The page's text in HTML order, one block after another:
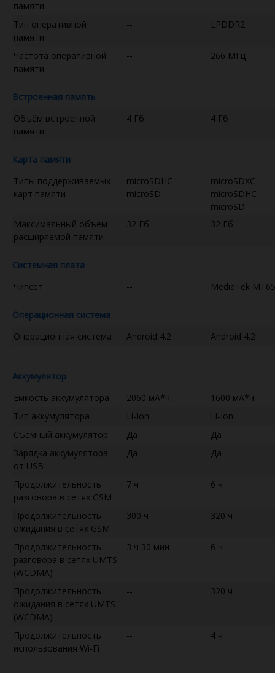
памяти
Тип оперативной
памяти
-- LPDDR2
Частота оперативной
памяти
-- 266 МГц
Встроенная память
Объём встроенной
памяти
4 Гб 4 Гб
Карта памяти
Типы поддерживаемых
карт памяти
microSDHC
microSD
microSDXC
microSDHC
microSD
Максимальный объем
расширяемой памяти
32 Гб 32 Гб
Системная плата
Чипсет
-- MediaTek
Операционная система
Операционная система
Android 4.2 Android 4.2
Аккумулятор
Емкость аккумулятора
2060 мА*ч
1600 мА*ч
Тип аккумулятора
Li-Ion
Li-Ion
Съемный аккумулятор
Да
Да
Зарядка аккумулятора
от USB
Да Да
Продолжительность
разговора в сетях GSM
7 ч 6 ч
Продолжительность
ожидания в сетях GSM
300 ч 320 ч
Продолжительность
разговора в сетях UMTS
(WCDMA)
3 ч 30 мин 6 ч
Продолжительность
ожидания в сетях UMTS
(WCDMA)
-- 320 ч
Продолжительность
использования Wi-Fi
-- 4 ч